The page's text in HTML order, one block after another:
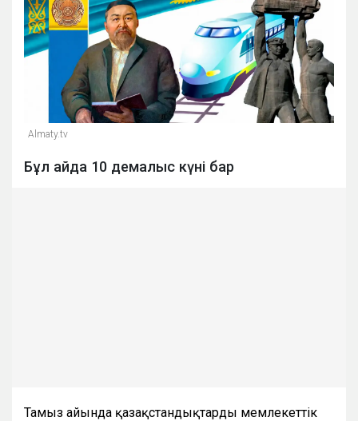
Almaty.tv
Бұл айда 10 демалыс күні бар
Тамыз айында қазақстандықтарды мемлекеттік